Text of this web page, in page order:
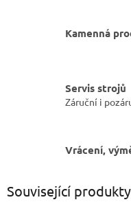
Kamenná
Servis strojů
Záruční i
Vrácení,
Související produkty